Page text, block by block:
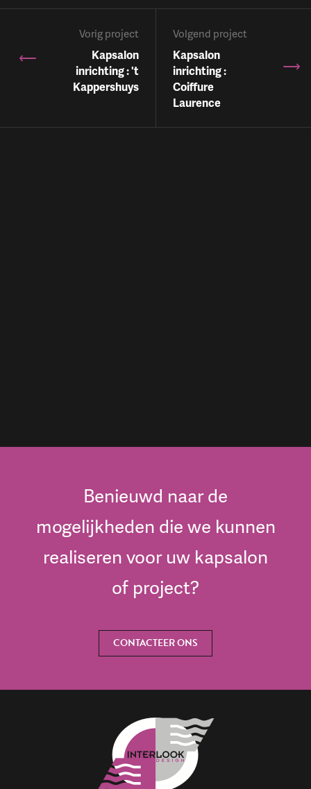
Vorig project
Kapsalon
inrichting : 't
Kappershuys
Volgend project
Kapsalon
inrichting :
Coiffure
Laurence
Benieuwd naar de
mogelijkheden die we kunnen
realiseren voor uw kapsalon
of project?
CONTACTEER ONS